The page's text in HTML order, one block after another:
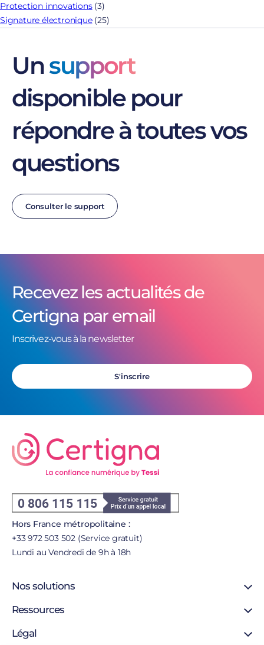
Protection innovations(3)
Signature électronique(25)
Unsupport
disponible pour
répondre à toutes vos
questions
Consulter le support
Recevez les actualités de
Certigna par email
Inscrivez-vous à la newsletter
S'inscrire
Hors France métropolitaine :
+33 972 503 502 (Service gratuit)
Lundi au Vendredi de 9h à 18h
Nos solutions
Signature en ligne
Certificat personne morale
Ressources
Support
Blog
Légal